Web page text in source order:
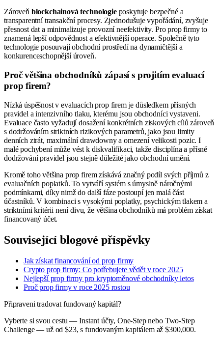
Zároveň blockchainová technologieposkytuje bezpečné a
transparentní transakční procesy. Zjednodušuje vypořádání, zvyšuje
přesnost dat a minimalizuje provozní neefektivity. Pro prop firmy to
znamená lepší odpovědnost a efektivnější operace. Společně tyto
technologie posouvají obchodní prostředí na dynamičtější a
konkurenceschopnější úroveň.
Proč většina obchodníků zápasí s projitím evaluací
prop firem?
Nízká úspěšnost v evaluacích prop firem je důsledkem přísných
pravidel a intenzivního tlaku, kterému jsou obchodníci vystaveni.
Evaluace často vyžadují dosažení konkrétních ziskových cílů zároveň
s dodržováním striktních rizikových parametrů, jako jsou limity
denních ztrát, maximální drawdowny a omezení velikosti pozic. I
malé pochybení může vést k diskvalifikaci, takže disciplína a přísné
dodržování pravidel jsou stejně důležité jako obchodní umění.
Kromě toho většina prop firem získává značný podíl svých příjmů z
evaluačních poplatků. To vytváří systém s úmyslně náročnými
podmínkami, díky nimž do další fáze postoupí jen malá část
účastníků. V kombinaci s vysokými poplatky, psychickým tlakem a
striktními kritérii není divu, že většina obchodníků má problém získat
financovaný účet.
Související blogové příspěvky
Jak získat financování od prop firmy
Crypto prop firmy: Co potřebujete vědět v roce 2025
Nejlepší prop firmy pro kryptoměnové obchodníky letos
Proč prop firmy v roce 2025 rostou
Připraveni tradovat fundovaný kapitál?
Vyberte si svou cestu — Instant účty, One-Step nebo Two-Step
Challenge — už od $23, s fundovaným kapitálem až $300,000.